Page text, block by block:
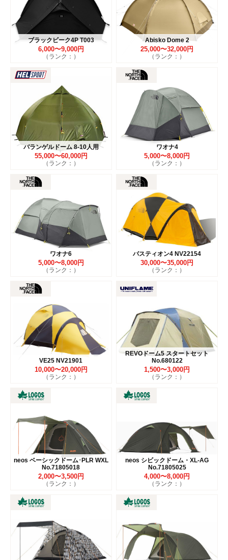
ブラックビーク4P T003
6,000〜9,000円
（ランク：）
Abisko Dome 2
25,000〜32,000円
（ランク：）
バランゲルドーム 8-10人用
55,000〜60,000円
（ランク：）
ワオナ4
5,000〜8,000円
（ランク：）
ワオナ6
5,000〜8,000円
（ランク：）
バスティオン4 NV22154
30,000〜35,000円
（ランク：）
VE25 NV21901
10,000〜20,000円
（ランク：）
REVOドーム5 スタートセット
No.680122
1,500〜3,000円
（ランク：）
neos ベーシックドーム･PLR WXL
No.71805018
2,000〜3,500円
（ランク：）
neos シビックドーム・XL-AG
No.71805025
4,000〜8,000円
（ランク：）